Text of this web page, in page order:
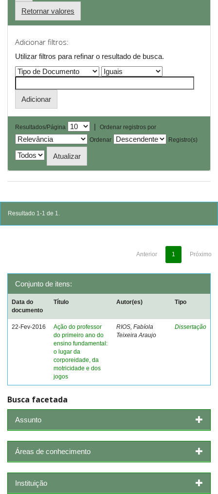
Retornar valores
Adicionar filtros:
Utilizar filtros para refinar o resultado de busca.
Resultados/Página |
Ordenar registros por
Ordenar
Registro(s)
Resultado 1-1 de 1.
Anterior 1 Próximo
Conjunto de itens:
Data do
documento
Título Autor(es) Tipo
22-Fev-2016
Ação do professor
do primeiro ano do
ensino fundamental:
o lugar da
corporeidade, da
motricidade e dos
jogos
RIOS, Fabíola
Teixeira Araujo
Dissertação
Busca facetada
Assunto
Áreas de conhecimento
Instituição